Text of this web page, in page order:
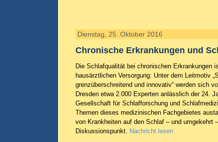
Dienstag, 25. Oktober 2016
Chronische Erkrankungen und
Die Schlafqualität bei chronischen Erkrankungen
hausärztlichen Versorgung: Unter dem Leitmotiv
grenzüberschreitend und innovativ“ werden sich
Dresden etwa 2.000 Experten anlässlich der 24.
Gesellschaft für Schlafforschung und
Themen dieses medizinischen Fachgebietes
von Krankheiten auf den Schlaf – und umgekehrt
Diskussionspunkt. Nachricht lesen